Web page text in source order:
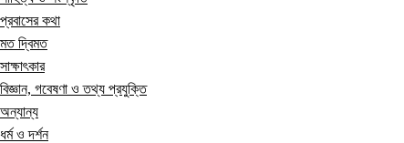
প্রবাসের কথা
মত দ্বিমত
সাক্ষাৎকার
বিজ্ঞান, গবেষণা ও তথ্য প্রযুক্তি
অন্যান্য
ধর্ম ও দর্শন